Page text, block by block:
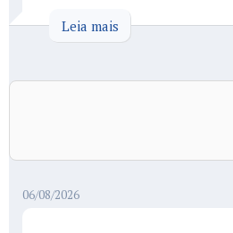
Leia mais
06/08/2026